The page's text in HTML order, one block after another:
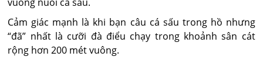
Cảm giác mạnh là khi bạn câu cá sấu trong hồ nhưng
“đã” nhất là cưỡi đà điểu chạy trong khoảnh sân cát
rộng hơn 200 mét vuông.